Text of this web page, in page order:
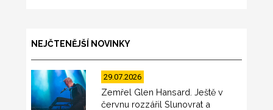
NEJČTENĚJŠÍ NOVINKY
29.07.2026
Zemřel Glen Hansard. Ještě v
červnu rozzářil Slunovrat a